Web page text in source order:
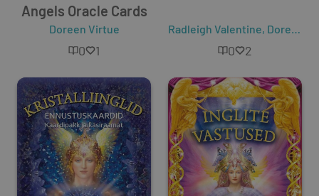
Angels Oracle Cards
Doreen Virtue
0 1
Radleigh Valentine, Doreen Virtue
0 2